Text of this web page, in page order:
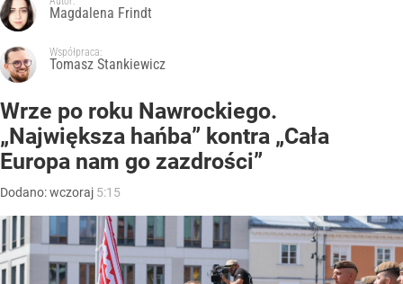
Magdalena Frindt
Współpraca:
Tomasz Stankiewicz
Wrze po roku Nawrockiego.
„Największa hańba” kontra „Cała
Europa nam go zazdrości”
Dodano:wczoraj 5:15